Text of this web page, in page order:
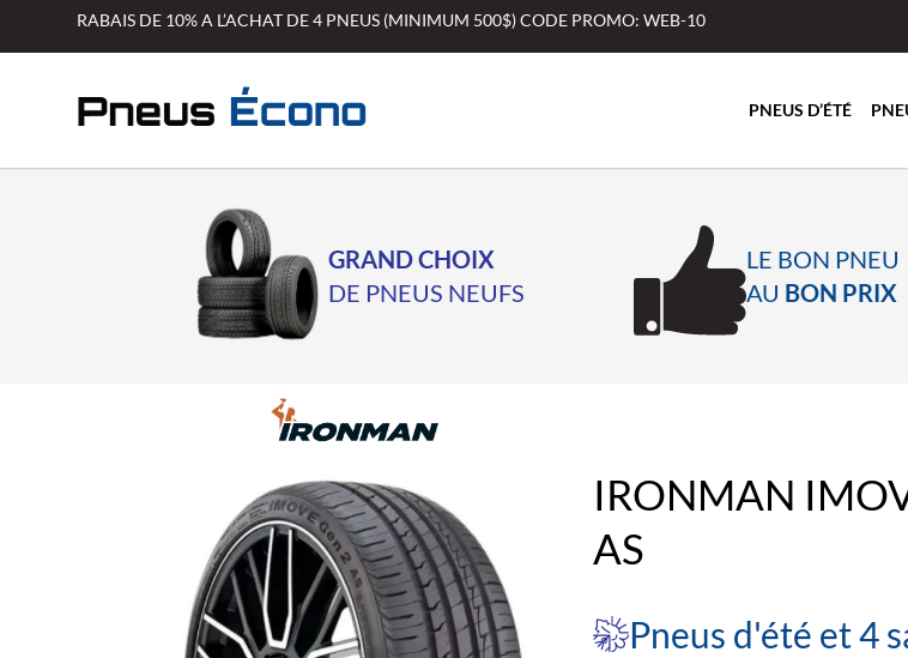
RABAIS DE 10% A L’ACHAT DE 4 PNEUS (MINIMUM 500$) CODE PROMO: WEB-10
PNEUS D’ÉTÉ
GRAND CHOIX
DE PNEUS NEUFS
LE BON PNEU
AU BON PRIX
IRONMAN
AS
Pneus d'été et 4